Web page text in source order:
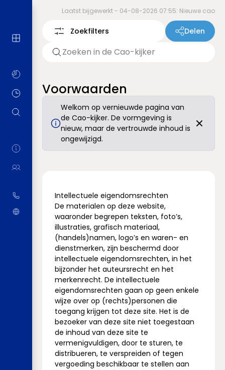
Laatst bijgewerkt - 04-08-2026 07:55: Nieuwe cao
Zoekfilters Delen
Voorwaarden
Welkom op vernieuwde pagina van
de Cao-kijker. De vormgeving is
nieuw, maar de vertrouwde inhoud is
ongewijzigd.
Intellectuele eigendomsrechten
De materialen op deze website,
waaronder begrepen teksten, foto’s,
illustraties, grafisch materiaal,
(handels)namen, logo’s en waren- en
dienstmerken, zijn beschermd door
intellectuele eigendomsrechten, in het
bijzonder het auteursrecht en het
merkenrecht. De intellectuele
eigendomsrechten gaan op geen enkele
wijze over op (rechts)personen die
toegang krijgen tot deze site. Het is de
bezoeker van deze site niet toegestaan
de inhoud van deze site te
vermenigvuldigen, door te sturen, te
distribueren, te verspreiden of tegen
vergoeding beschikbaar te stellen aan